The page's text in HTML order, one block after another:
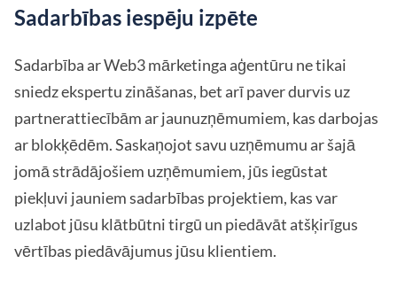
Sadarbības iespēju izpēte
Sadarbība ar Web3 mārketinga aģentūru ne tikai
sniedz ekspertu zināšanas, bet arī paver durvis uz
partnerattiecībām ar jaunuzņēmumiem, kas darbojas
ar blokķēdēm. Saskaņojot savu uzņēmumu ar šajā
jomā strādājošiem uzņēmumiem, jūs iegūstat
piekļuvi jauniem sadarbības projektiem, kas var
uzlabot jūsu klātbūtni tirgū un piedāvāt atšķirīgus
vērtības piedāvājumus jūsu klientiem.